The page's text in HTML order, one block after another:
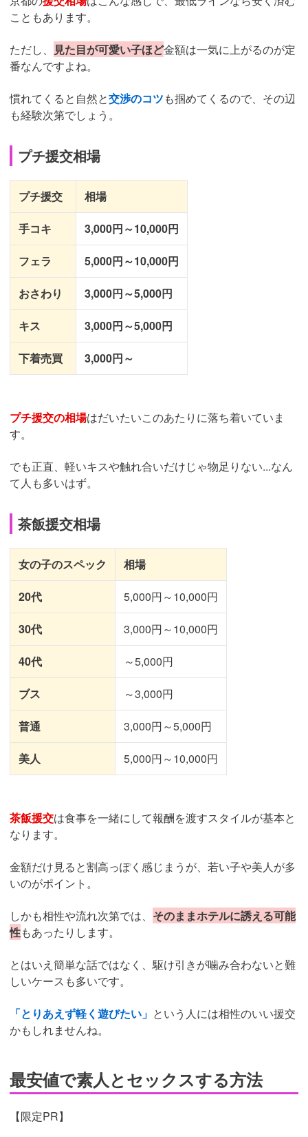
こともあります。
ただし、 見た目が可愛い子ほど金額は一気に上がるのが定
番なんですよね。
慣れてくると自然と交渉のコツも掴めてくるので、その辺
も経験次第でしょう。
プチ援交相場
プチ援交 相場
手コキ 3,000円～10,000円
フェラ 5,000円～10,000円
おさわり 3,000円～5,000円
キス 3,000円～5,000円
下着売買 3,000円～
プチ援交の相場はだいたいこのあたりに落ち着いていま
す。
でも正直、軽いキスや触れ合いだけじゃ物足りない...なん
て人も多いはず。
茶飯援交相場
女の子のスペック 相場
20代 5,000円～10,000円
30代 3,000円～10,000円
40代 ～5,000円
ブス ～3,000円
普通 3,000円～5,000円
美人 5,000円～10,000円
茶飯援交は食事を一緒にして報酬を渡すスタイルが基本と
なります。
金額だけ見ると割高っぽく感じまうが、若い子や美人が多
いのがポイント。
しかも相性や流れ次第では、 そのままホテルに誘える可能
性もあったりします。
とはいえ簡単な話ではなく、駆け引きが噛み合わないと難
しいケースも多いです。
「とりあえず軽く遊びたい」 という人には相性のいい援交
かもしれませんね。
最安値で素人とセックスする方法
【限定PR】